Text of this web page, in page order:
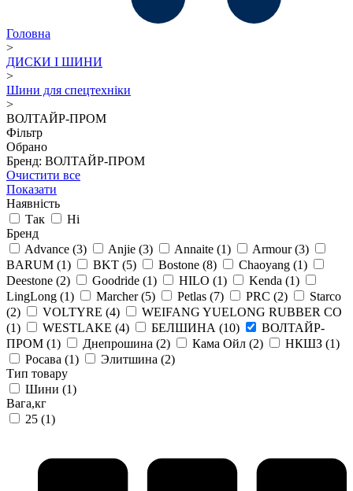
Головна
>
ДИСКИ І ШИНИ
>
Шини для спецтехніки
>
ВОЛТАЙР-ПРОМ
Фільтр
Обрано
Бренд: ВОЛТАЙР-ПРОМ
Очистити все
Показати
Наявність
Так
Ні
Бренд
Advance (3) Anjie (3) Annaite (1) Armour(3)
BARUM (1) BKT (5) Bostone (8) Chaoyang (1)
Deestone (2) Goodride (1) HILO (1) Kenda (1)
LingLong (1) Marcher(5) Petlas (7) PRC (2)
Starco
(2)
VOLTYRE (4)
WEIFANG YUELONG RUBBER CO
(1)
WESTLAKE (4) БЕЛШИНА (10)
ВОЛТАЙР-
ПРОМ (1) Днепрошина (2) Кама Ойл (2) НКШЗ (1)
Росава (1) Элитшина (2)
Тип товару
Шини (1)
Вага,кг
25 (1)